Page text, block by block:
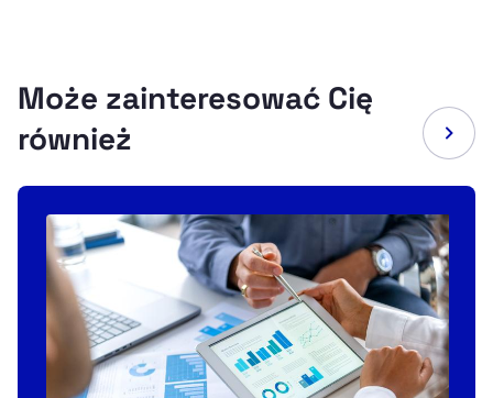
Może zainteresować Cię
również